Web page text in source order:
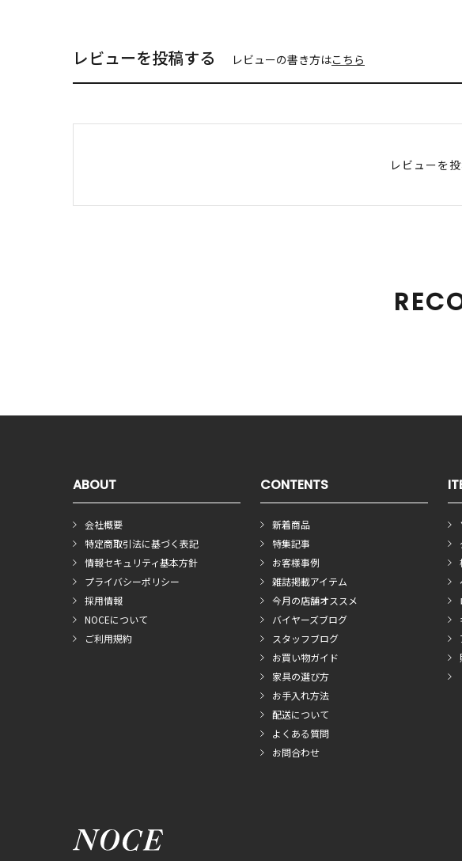
レビューを投稿する レビューの書き方はこちら
レビューを
ABOUT
会社概要
特定商取引法に基づく表記
情報セキュリティ基本方針
プライバシーポリシー
採用情報
NOCEについて
ご利用規約
CONTENTS
新着商品
特集記事
お客様事例
雑誌掲載アイテム
今月の店舗オススメ
バイヤーズブログ
スタッフブログ
お買い物ガイド
家具の選び方
お手入れ方法
配送について
よくある質問
お問合わせ